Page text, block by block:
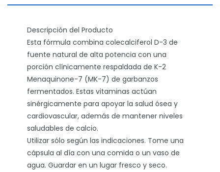
Descripción del Producto
Esta fórmula combina colecalciferol D-3 de
fuente natural de alta potencia con una
porción clínicamente respaldada de K-2
Menaquinone-7 (MK-7) de garbanzos
fermentados. Estas vitaminas actúan
sinérgicamente para apoyar la salud ósea y
cardiovascular, además de mantener niveles
saludables de calcio.
Utilizar sólo según las indicaciones. Tome una
cápsula al día con una comida o un vaso de
agua. Guardar en un lugar fresco y seco.